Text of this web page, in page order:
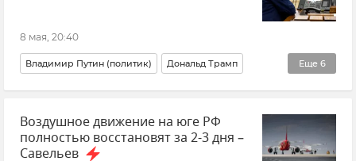
8 мая, 20:40
Еще 6
Владимир Путин (политик) Дональд Трамп
Переговоры Переговоры Путина и Трампа
Политика Россия США Новости
Воздушное движение на юге РФ
полностью восстановят за 2-3 дня –
Савельев